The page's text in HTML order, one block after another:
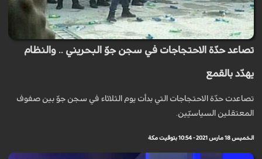
تصاعد حدّة الاحتجاجات في سجن جوّ البحريني .. والنظام
يهدّد بالقمع
تصاعدت حدّة الاحتجاجات التي بدأت يوم الثلاثاء في سجن جوّ بين صفوف
المعتقلين السياسيّين.
الخميس 18 مارس 2021 - 10:54 بتوقيت مكة